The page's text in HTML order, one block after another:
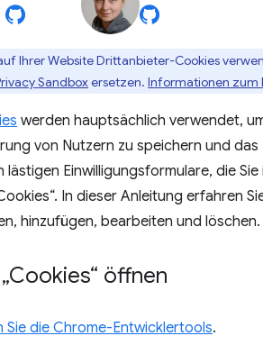
Ihrer Website Drittanbieter-Cookies
Sandboxersetzen. Informationen zum
werden hauptsächlich verwendet,
von Nutzern zu speichern und
lästigen Einwilligungsformulare, die
In dieser Anleitung erfahren
hinzufügen, bearbeiten und löschen.
öffnen
Sie die Chrome-Entwicklertools.